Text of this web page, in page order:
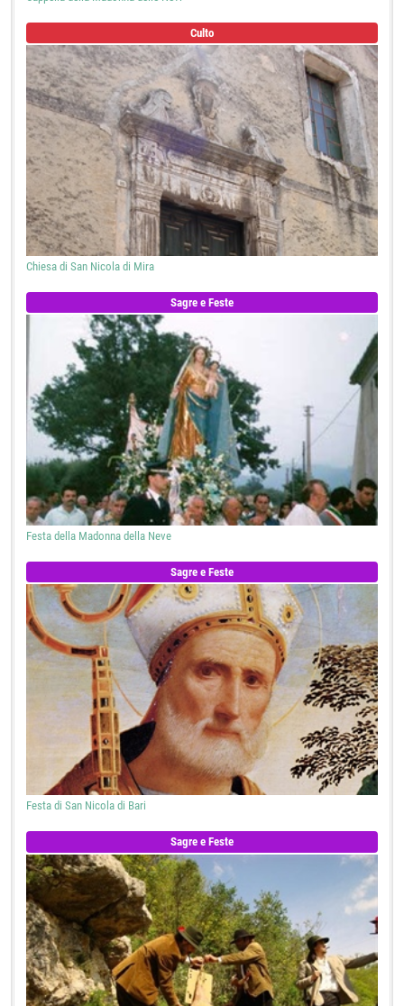
Culto
Chiesa di San Nicola di Mira
Sagre e Feste
Festa della Madonna della Neve
Sagre e Feste
Festa di San Nicola di Bari
Sagre e Feste